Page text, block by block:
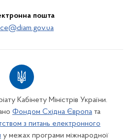
пошта
Кабінету Міністрів України.
Фондом Східна Європа та
з питань електронного
у межах програми міжнародної